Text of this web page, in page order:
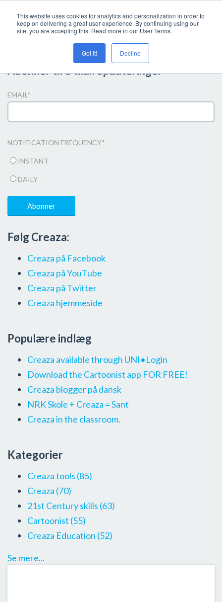
This website uses cookies for analytics and personalization in order to
keep on delivering a great user experience. By continuing using our
site, you are accepting this. Read more in our User Terms.
Got it! Decline
Abonner til e-mail opdateringer
EMAIL *
NOTIFICATION FREQUENCY*
INSTANT
DAILY
Følg Creaza:
Creaza på Facebook
Creaza på YouTube
Creaza på Twitter
Creaza hjemmeside
Populære indlæg
Creaza available through UNI•Login
Download the Cartoonist app FOR FREE!
Creaza blogger på dansk
NRK Skole + Creaza = Sant
Creaza in the classroom.
Kategorier
Creaza tools (85)
Creaza (70)
21st Century skills (63)
Cartoonist (55)
Creaza Education (52)
Se mere...